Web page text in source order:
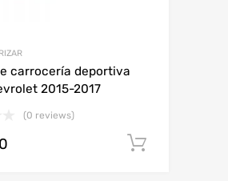
carrocería deportiva
2015-2017
(0 reviews)